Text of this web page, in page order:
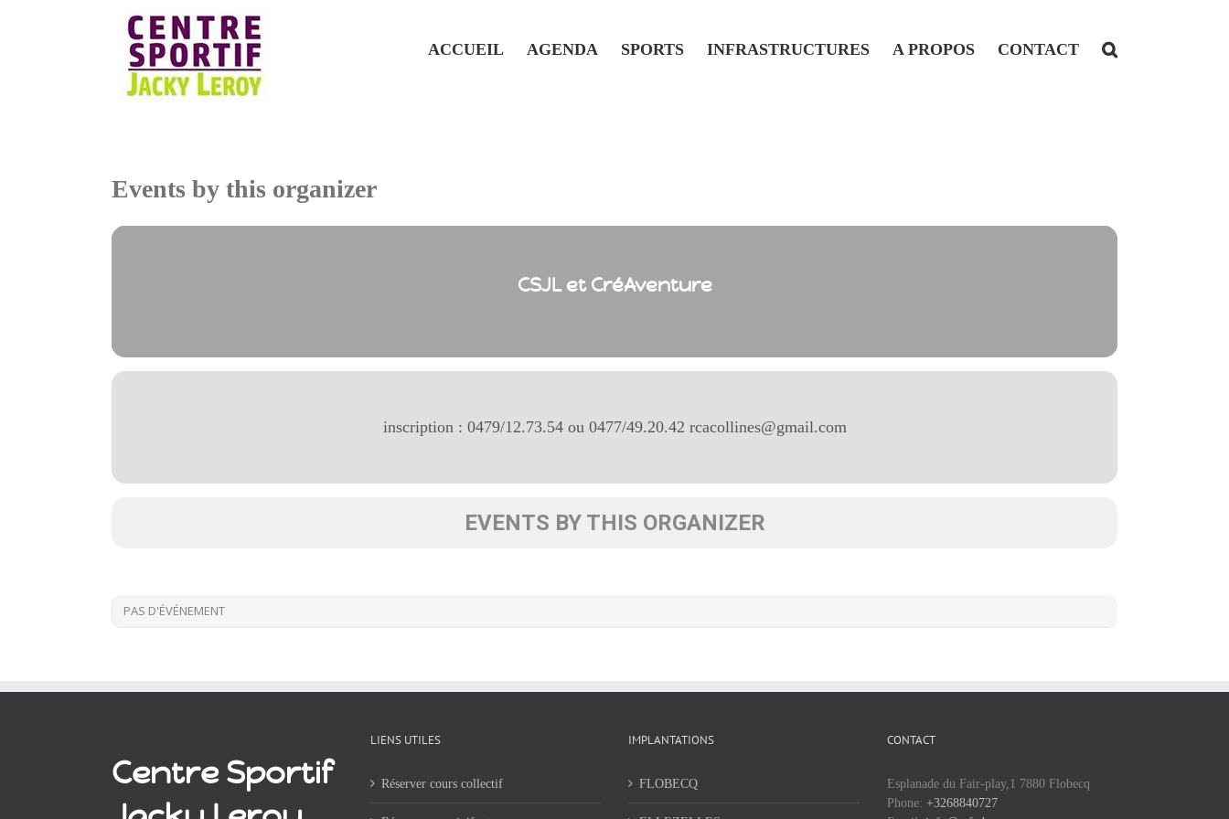
ACCUEIL AGENDA SPORTS INFRASTRUCTURES A PROPOS CONTACT
Events by this organizer
CSJL et CréAventure
inscription : 0479/12.73.54 ou 0477/49.20.42 rcacollines@gmail.com
EVENTS BY THIS ORGANIZER
PAS D'ÉVÉNEMENT
Centre Sportif
LIENS UTILES
Réserver cours collectif
IMPLANTATIONS
FLOBECQ
CONTACT
Esplanade du Fair-play,1 7880 Flobecq
Phone: +3268840727